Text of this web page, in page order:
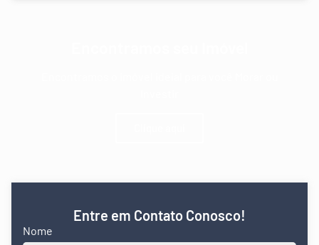
Entre em Contato Conosco!
Nome